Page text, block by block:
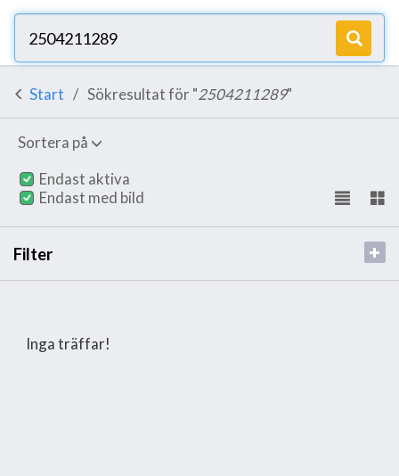
Start Sökresultat för "2504211289"
Sortera på
Endast aktiva
Endast med bild
Filter
Inga träffar!